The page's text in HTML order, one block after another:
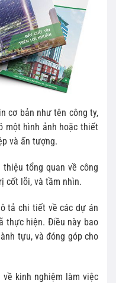
cơ bản như tên công ty,
một hình ảnh hoặc thiết
và ấn tượng.
thiệu tổng quan về công
cốt lõi, và tầm nhìn.
tả chi tiết về các dự án
thực hiện. Điều này bao
tựu, và đóng góp cho
về kinh nghiệm làm việc